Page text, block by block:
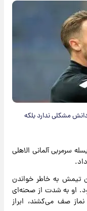
مشکلی ندارد بلکه
سرمربی آلمانی الاهلی
تیمش به خاطر خواندن
او به شدت از صحنه‌ای
نماز صف می‌کشند، ابراز